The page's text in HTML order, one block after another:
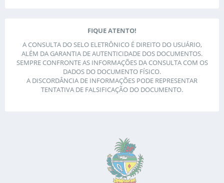
FIQUE ATENTO!
A CONSULTA DO SELO ELETRÔNICO É DIREITO DO USUÁRIO,
ALÉM DA GARANTIA DE AUTENTICIDADE DOS DOCUMENTOS.
SEMPRE CONFRONTE AS INFORMAÇÕES DA CONSULTA COM OS
DADOS DO DOCUMENTO FÍSICO.
A DISCORDÂNCIA DE INFORMAÇÕES PODE REPRESENTAR
TENTATIVA DE FALSIFICAÇÃO DO DOCUMENTO.